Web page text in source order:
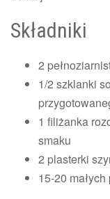
Składniki
2
1/2 szklanki
1 filiżanka
smaku
2 plasterki
15-20